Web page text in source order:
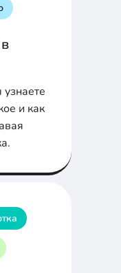
и как